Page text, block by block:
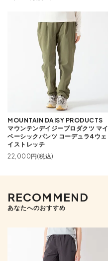
MOUNTAIN DAISY PRODUCTS
マウンテンデイジープロダクツ マイ
ベーシックパンツ コーデュラ4ウェ
イストレッチ
22,000円(税込)
RECOMMEND
あなたへのおすすめ